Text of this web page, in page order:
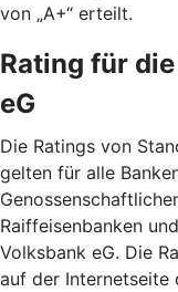
von „A+“ erteilt.
Rating für
eG
Die Ratings von
gelten für alle
Raiffeisenbanken
Volksbank eG. Die
auf der Internetseite